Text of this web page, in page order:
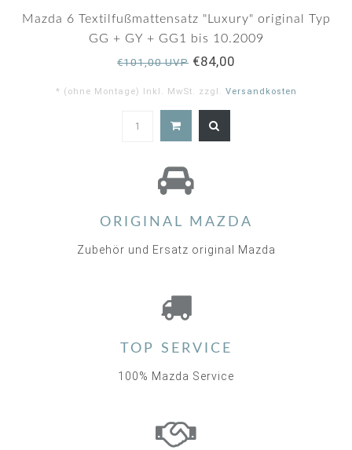
rating
Mazda 6 Textilfußmattensatz "Luxury" original Typ
GG + GY + GG1 bis 10.2009
€101,00 UVP €84,00
* (ohne Montage) Inkl. MwSt. zzgl. Versandkosten
ORIGINAL MAZDA
Zubehör und Ersatz original Mazda
TOP SERVICE
100% Mazda Service